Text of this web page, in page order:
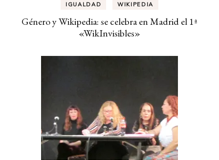
IGUALDAD
WIKIPEDIA
Género y Wikipedia: se celebra en Madrid el 1ª
«WikInvisibles»